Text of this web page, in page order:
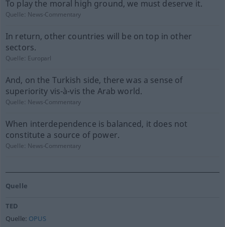
To play the moral high ground, we must deserve it.
Quelle: News-Commentary
In return, other countries will be on top in other
sectors.
Quelle: Europarl
And, on the Turkish side, there was a sense of
superiority vis-à-vis the Arab world.
Quelle: News-Commentary
When interdependence is balanced, it does not
constitute a source of power.
Quelle: News-Commentary
Quelle
TED
Quelle: OPUS